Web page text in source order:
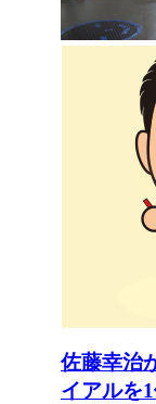
佐藤幸治
イアルを